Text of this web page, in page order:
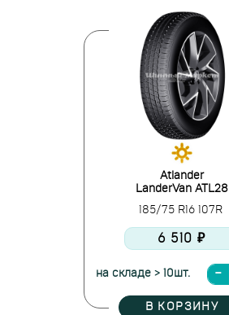
Atlander
LanderVan ATL28
185/75 R16 107R
6 510 ₽
на складе > 10шт.
В КОРЗИНУ